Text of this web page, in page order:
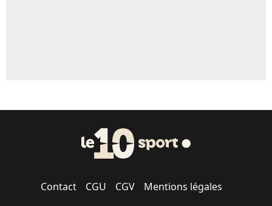
Contact CGU CGV Mentions légales